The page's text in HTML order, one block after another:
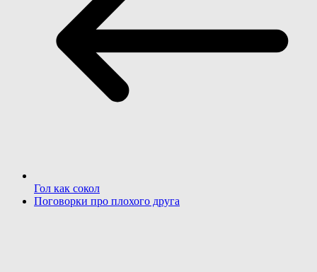
Гол как сокол
Поговорки про плохого друга